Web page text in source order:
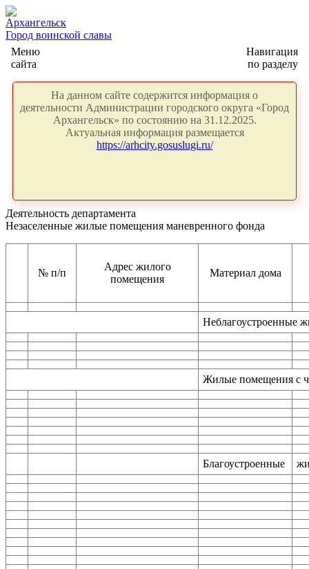
Архангельск
Город воинской славы
Меню
сайта
Навигация
по разделу
На данном сайте содержится информация о
деятельности Администрации городского округа «Город
Архангельск» по состоянию на 31.12.2025.
Актуальная информация размещается
https://arhcity.gosuslugi.ru/
Деятельность департамента
Незаселенные жилые помещения маневренного фонда
№ п/п
Адрес жилого
помещения
Материал дома
Неблагоустроенные
Жилые помещения с
Благоустроенные